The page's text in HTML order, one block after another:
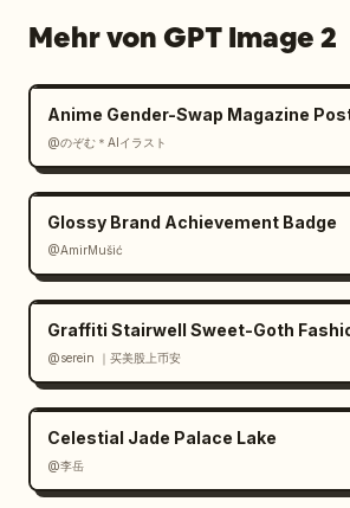
Mehr von GPT Image 2
Anime Gender-Swap Magazine
@のぞむ＊AIイラスト
Glossy Brand Achievement Badge
@AmirMušić
Graffiti Stairwell Sweet-Goth
@serein ｜买美股上币安
Celestial Jade Palace Lake
@李岳